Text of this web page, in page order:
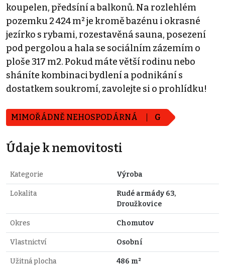
koupelen, předsíní a balkonů. Na rozlehlém
pozemku 2 424 m² je kromě bazénu i okrasné
jezírko s rybami, rozestavěná sauna, posezení
pod pergolou a hala se sociálním zázemím o
ploše 317 m2. Pokud máte větší rodinu nebo
sháníte kombinaci bydlení a podnikání s
dostatkem soukromí, zavolejte si o prohlídku!
MIMOŘÁDNĚ NEHOSPODÁRNÁ G
Údaje k nemovitosti
Kategorie Výroba
Lokalita
Rudé armády 63,
Droužkovice
Okres Chomutov
Vlastnictví Osobní
Užitná plocha 486 m²